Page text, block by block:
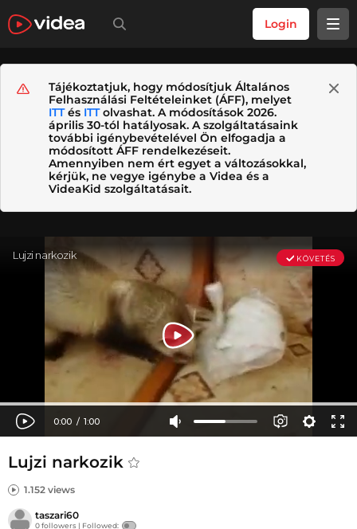
Login
Tájékoztatjuk, hogy módosítjuk Általános
Felhasználási Feltételeinket (ÁFF), melyet
ITTés ITTolvashat. A módosítások 2026.
április 30-tól hatályosak. A szolgáltatásaink
további igénybevételével Ön elfogadja a
módosított ÁFF rendelkezéseit.
Amennyiben nem ért egyet a változásokkal,
kérjük, ne vegye igénybe a Videa és a
VideaKid szolgáltatásait.
Lujzi narkozik
1.152 views
taszari60
0 followers | Followed: